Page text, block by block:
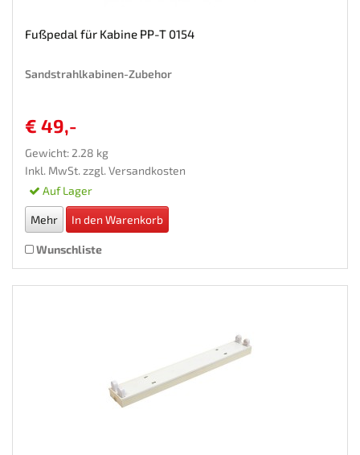
Fußpedal für Kabine PP-T 0154
Sandstrahlkabinen-Zubehor
€ 49,-
Gewicht: 2.28 kg
Inkl. MwSt. zzgl. Versandkosten
Auf Lager
Mehr In den Warenkorb
Wunschliste